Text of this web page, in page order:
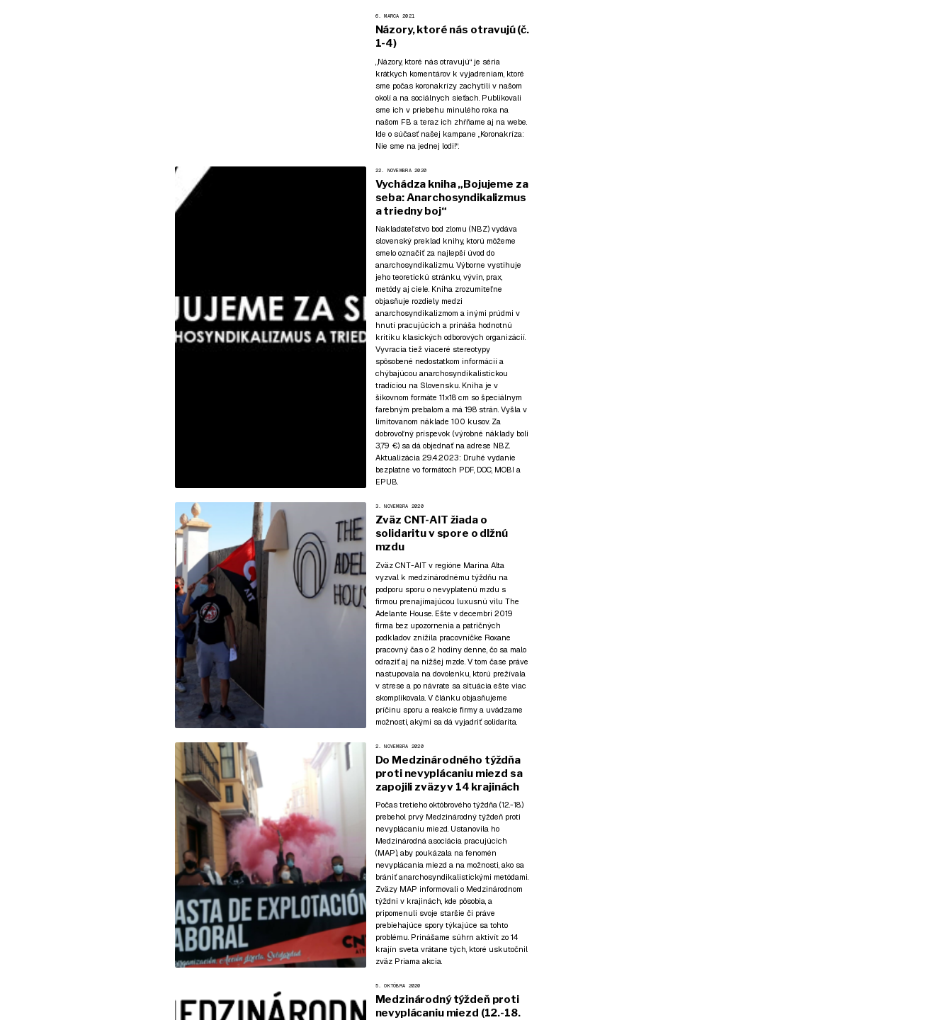
6. MARCA 2021
Názory, ktoré nás otravujú (č.
1-4)
„Názory, ktoré nás otravujú“ je séria
krátkych komentárov k vyjadreniam, ktoré
sme počas koronakrízy zachytili v našom
okolí a na sociálnych sieťach. Publikovali
sme ich v priebehu minulého roka na
našom FB a teraz ich zhŕňame aj na webe.
Ide o súčasť našej kampane „Koronakríza:
Nie sme na jednej lodi!“.
22. NOVEMBRA 2020
Vychádza kniha „Bojujeme za
seba: Anarchosyndikalizmus
a triedny boj“
Nakladateľstvo bod zlomu (NBZ) vydáva
slovenský preklad knihy, ktorú môžeme
smelo označiť za najlepší úvod do
anarchosyndikalizmu. Výborne vystihuje
jeho teoretickú stránku, vývin, prax,
metódy aj ciele. Kniha zrozumiteľne
objasňuje rozdiely medzi
anarchosyndikalizmom a inými prúdmi v
hnutí pracujúcich a prináša hodnotnú
kritiku klasických odborových organizácií.
Vyvracia tiež viaceré stereotypy
spôsobené nedostatkom informácií a
chýbajúcou anarchosyndikalistickou
tradíciou na Slovensku. Kniha je v
šikovnom formáte 11x18 cm so špeciálnym
farebným prebalom a má 198 strán. Vyšla v
limitovanom náklade 100 kusov. Za
dobrovoľný príspevok (výrobné náklady boli
3,79 €) sa dá objednať na adrese NBZ.
Aktualizácia 29.4.2023: Druhé vydanie
bezplatne vo formátoch PDF, DOC, MOBI a
EPUB.
3. NOVEMBRA 2020
Zväz CNT-AIT žiada o
solidaritu v spore o dlžnú
mzdu
Zväz CNT-AIT v regióne Marina Alta
vyzval k medzinárodnému týždňu na
podporu sporu o nevyplatenú mzdu s
firmou prenajímajúcou luxusnú vilu The
Adelante House. Ešte v decembri 2019
firma bez upozornenia a patričných
podkladov znížila pracovníčke Roxane
pracovný čas o 2 hodiny denne, čo sa malo
odraziť aj na nižšej mzde. V tom čase práve
nastupovala na dovolenku, ktorú prežívala
v strese a po návrate sa situácia ešte viac
skomplikovala. V článku objasňujeme
príčinu sporu a reakcie firmy a uvádzame
možnosti, akými sa dá vyjadriť solidarita.
2. NOVEMBRA 2020
Do Medzinárodného týždňa
proti nevyplácaniu miezd sa
zapojili zväzy v 14 krajinách
Počas tretieho októbrového týždňa (12.-18.)
prebehol prvý Medzinárodný týždeň proti
nevyplácaniu miezd. Ustanovila ho
Medzinárodná asociácia pracujúcich
(MAP), aby poukázala na fenomén
nevyplácania miezd a na možnosti, ako sa
brániť anarchosyndikalistickými metódami.
Zväzy MAP informovali o Medzinárodnom
týždni v krajinách, kde pôsobia, a
pripomenuli svoje staršie či práve
prebiehajúce spory týkajúce sa tohto
problému. Prinášame súhrn aktivít zo 14
krajín sveta vrátane tých, ktoré uskutočnil
zväz Priama akcia.
5. OKTÓBRA 2020
Medzinárodný týždeň proti
nevyplácaniu miezd (12.-18.